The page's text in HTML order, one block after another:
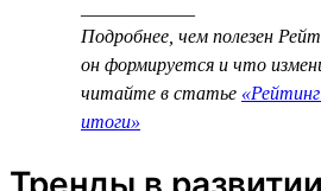
Подробнее, чем полезен
он формируется и что
читайте в статье
итоги»